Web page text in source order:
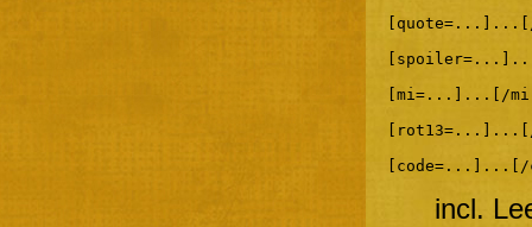
[mi=...]...[/
[code=...]...[/
incl.